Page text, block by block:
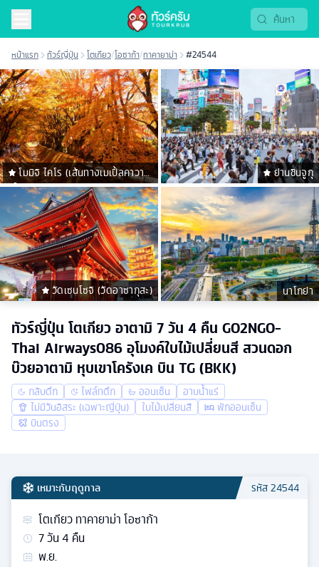
หน้าแรก ทัวร์ญี่ปุ่น โตเกียว/โอซาก้า/ทาคายาม่า #24544
โมมิจิ ไคโร (เส้นทางเมเปิ้ลคาวาคู
ชิโกะ)
ย่านชินจูกุ
วัดเซนโซจิ (วัดอาซากุสะ) นาโกย่า
ทัวร์ญี่ปุ่น โตเกียว อาตามิ 7 วัน 4 คืน GO2NGO-
Thai Airways086 อุโมงค์ใบไม้เปลี่ยนสี สวนดอก
บ๊วยอาตามิ หุบเขาโครังเค บิน TG (BKK)
กลับดึก ไฟล์ทดึก ออนเซ็น
อาบน้ำแร่
ไม่มีวันอิสระ (เฉพาะญี่ปุ่น)
ใบไม้เปลี่ยนสี
พักออนเซ็น
บินตรง
เหมาะกับฤดูกาล รหัส24544
โตเกียว ทาคายาม่า โอซาก้า
7วัน4 คืน
พ.ย.